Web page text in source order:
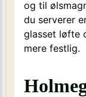
og til
du serverer
glasset løfte
mere festlig.